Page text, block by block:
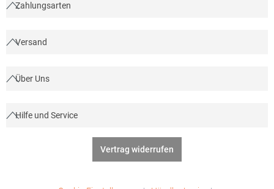
Zahlungsarten
Versand
Über Uns
Hilfe und Service
Vertrag widerrufen